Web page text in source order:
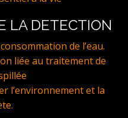
LA DETECTION
de l’eau.
liée au traitement de
l’environnement et la